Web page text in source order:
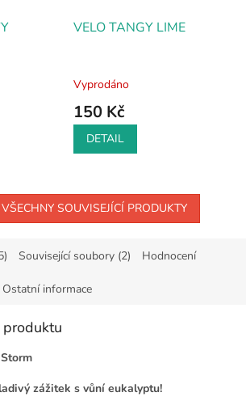
VELO TANGY LIME
Vyprodáno
150 Kč
DETAIL
SOUVISEJÍCÍ PRODUKTY
Související soubory (2) Hodnocení
Ostatní informace
zážitek s vůní eukalyptu!